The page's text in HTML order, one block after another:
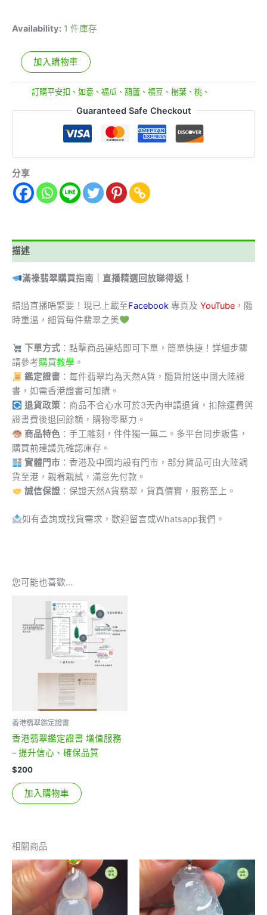
Availability: 1 件庫存
加入購物車
訂購平安扣、如意、福瓜、葫蘆、福豆、樹葉、桃、
Guaranteed Safe Checkout
分享
描述
滿祿翡翠購買指南｜直播精選回放睇得返！
錯過直播唔緊要！現已上載至Facebook 專頁及 YouTube ，隨
時重溫，細賞每件翡翠之美
下單方式：點擊商品連結即可下單，簡單快捷！詳細步驟
請參考購買教學 。
鑑定證書：每件翡翠均為天然A貨，隨貨附送中國大陸證
書，如需香港證書可加購。
退貨政策：商品不合心水可於3天內申請退貨，扣除運費與
證書費後退回餘額，購物零壓力。
商品特色：手工雕刻，件件獨一無二。多平台同步販售，
購買前建議先確認庫存。
實體門市：香港及中國均設有門市，部分貨品可由大陸調
貨至港，親看親試，滿意先付款。
誠信保證：保證天然A貨翡翠，貨真價實，服務至上。
如有查詢或找貨需求，歡迎留言或Whatsapp我們。
您可能也喜歡…
香港翡翠鑑定證書
香港翡翠鑑定證書 增值服務
– 提升信心、確保品質
$200
加入購物車
相關商品